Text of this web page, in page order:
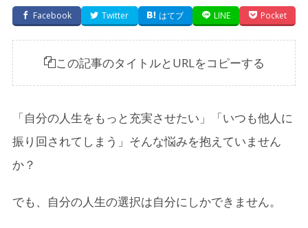
Facebook Twitter はてブ LINE Pocket
この記事のタイトルとURLをコピーする
「自分の人生をもっと充実させたい」「いつも他人に
振り回されてしまう」そんな悩みを抱えていません
か？
でも、自分の人生の選択は自分にしかできません。